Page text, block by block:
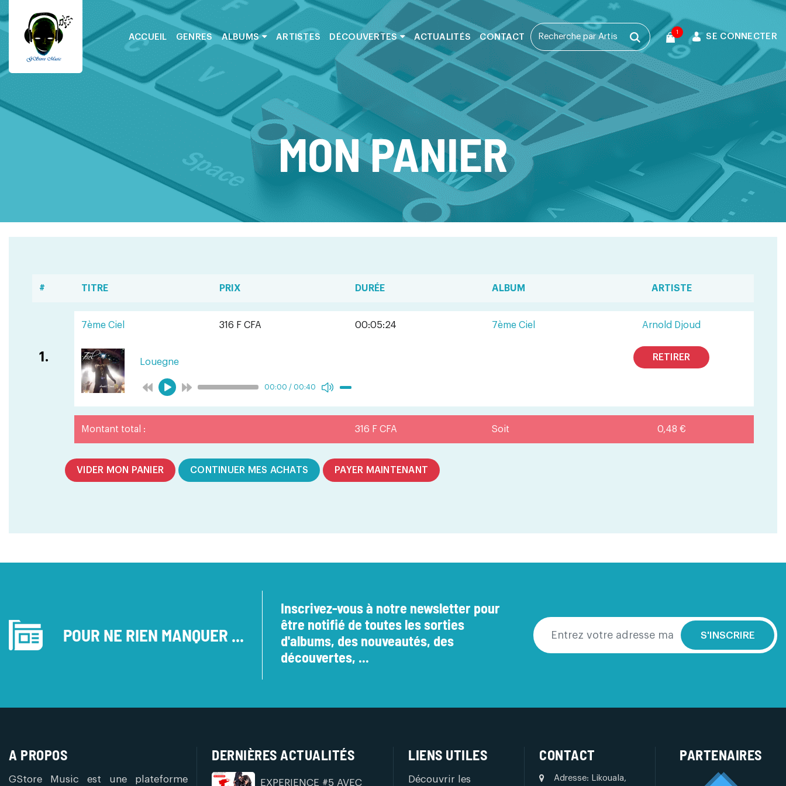
ACCUEIL GENRES ALBUMS ARTISTES DÉCOUVERTES ACTUALITÉS CONTACT
1 SE CONNECTER
MON PANIER
# TITRE PRIX DURÉE ALBUM ARTISTE
7ème Ciel 316 F CFA 00:05:24 7ème Ciel Arnold Djoud
1. Louegne
00:00 / 00:40
RETIRER
Montant total : 316 F CFA Soit 0,48 €
VIDER MON PANIER CONTINUER MES ACHATS PAYER MAINTENANT
POUR NE RIEN MANQUER ...
Inscrivez-vous à notre newsletter pour
être notifié de toutes les sorties
d'albums, des nouveautés, des
découvertes, ...
S'INSCRIRE
A PROPOS
GStore Music est une plateforme
DERNIÈRES ACTUALITÉS
EXPERIENCE #5 AVEC
LIENS UTILES
Découvrir les
CONTACT
Adresse: Likouala,
PARTENAIRES